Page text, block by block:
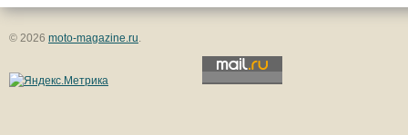
© 2026 moto-magazine.ru.